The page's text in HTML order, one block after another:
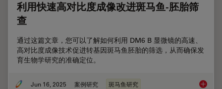
利用快速高对比度成像改进斑马鱼-胚胎筛
查
通过这篇文章，您可以了解如何利用 DM6 B 显微镜的高速、
高对比度成像技术促进转基因斑马鱼胚胎的筛选，从而确保发
育生物学研究的准确定位。
Jun 16, 2025 案例研究 斑马鱼研究 利用快